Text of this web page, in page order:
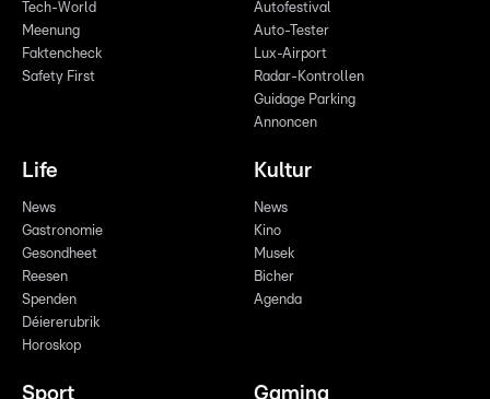
Tech-World
Meenung
Faktencheck
Safety First
Autofestival
Auto-Tester
Lux-Airport
Radar-Kontrollen
Guidage Parking
Annoncen
Life
News
Gastronomie
Gesondheet
Reesen
Spenden
Déiererubrik
Horoskop
Kultur
News
Kino
Musek
Bicher
Agenda
Sport Gaming